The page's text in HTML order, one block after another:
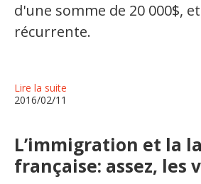
d'une somme de 20 000$,
récurrente.
Lire la suite
2016/02/11
L’immigration et la
française: assez, les